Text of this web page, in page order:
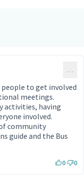
…
to get involved
meetings.
activities, having
involved.
community
guide and the Bus
0 0